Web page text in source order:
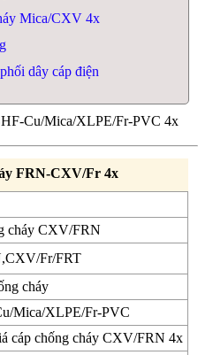
Mica/CXV 4x
dây cáp điện
FRN-CXV/Fr 4x
cháy CXV/FRN
Fr/FRT
cháy
Mica/XLPE/Fr-PVC
cáp chống cháy CXV/FRN 4x